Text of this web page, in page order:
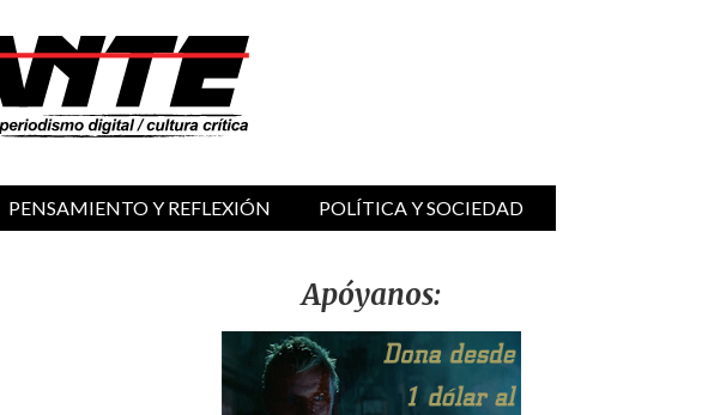
PENSAMIENTO Y REFLEXIÓN POLÍTICA Y SOCIEDAD
Apóyanos: